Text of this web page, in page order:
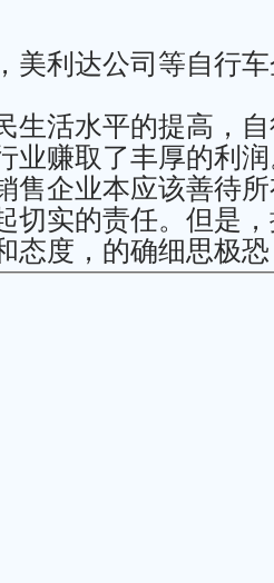
美利达公司等自行
生活水平的提高，
业赚取了丰厚的利
售企业本应该善待
切实的责任。但是
态度，的确细思极